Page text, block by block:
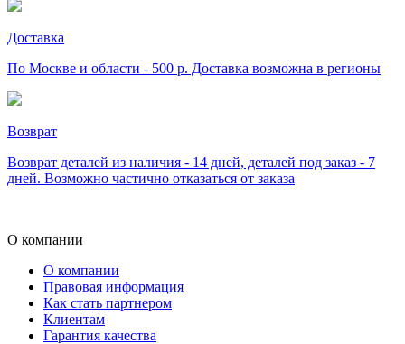
Доставка
По Москве и области - 500 р. Доставка возможна в регионы
Возврат
Возврат деталей из наличия - 14 дней, деталей под заказ - 7
дней. Возможно частично отказаться от заказа
О компании
О компании
Правовая информация
Как стать партнером
Клиентам
Гарантия качества